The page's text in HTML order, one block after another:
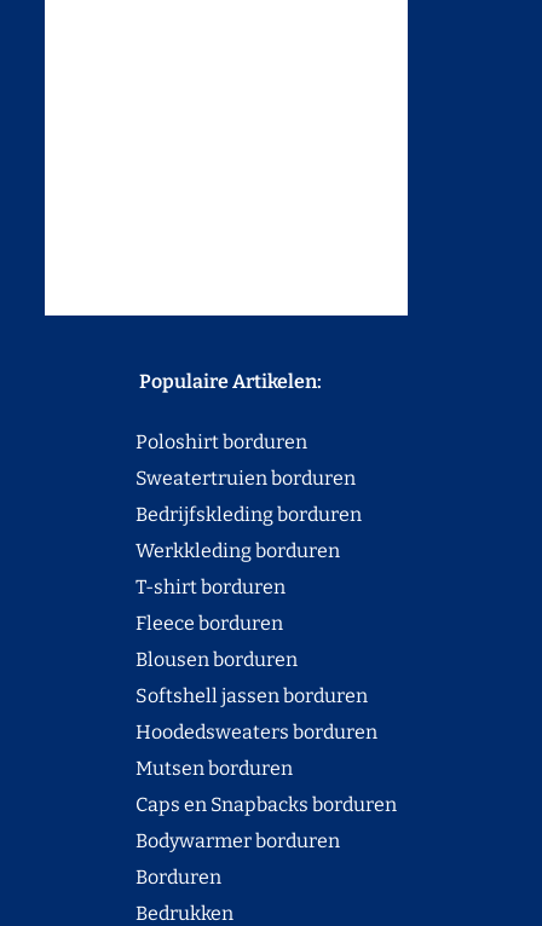
Populaire Artikelen:
Poloshirt borduren
Sweatertruien borduren
Bedrijfskleding borduren
Werkkleding borduren
T-shirt borduren
Fleece borduren
Blousen borduren
Softshell jassen borduren
Hoodedsweaters borduren
Mutsen borduren
Caps en Snapbacks borduren
Bodywarmer borduren
Borduren
Bedrukken